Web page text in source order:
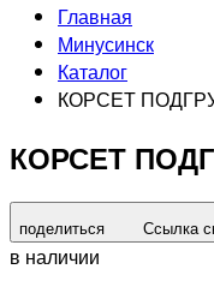
Главная
Минусинск
Каталог
КОРСЕТ
КОРСЕТ
поделиться Ссылка
в наличии